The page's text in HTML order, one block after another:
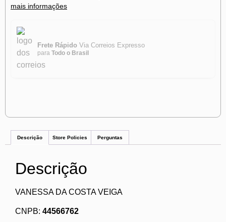
mais informações
Frete Rápido Via Correios Expresso
para Todo o Brasil
Descrição Store Policies Perguntas
Descrição
VANESSA DA COSTA VEIGA
CNPB: 44566762